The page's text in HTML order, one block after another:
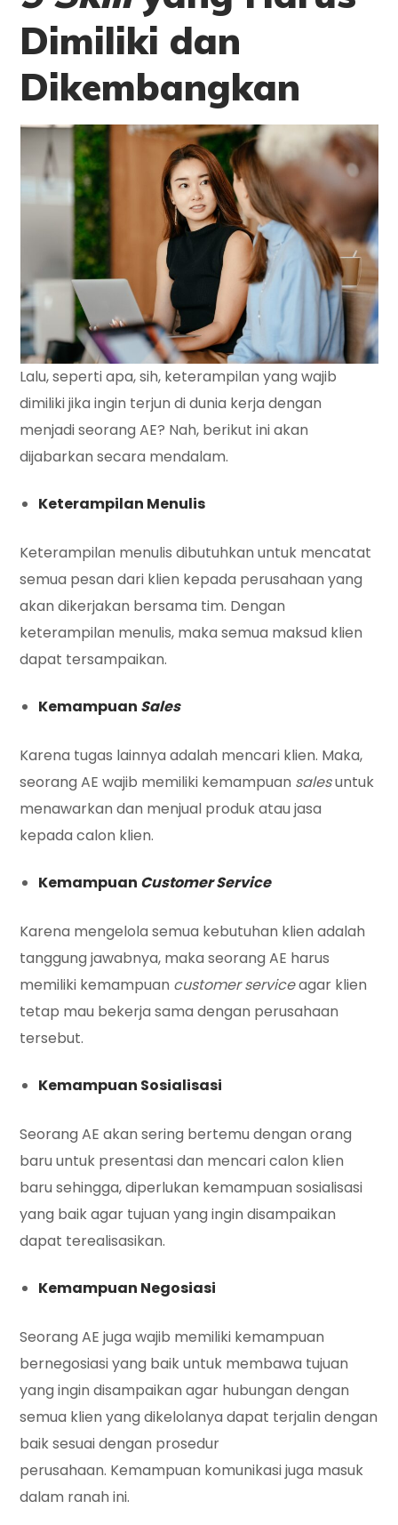
Dimiliki dan
Dikembangkan
Lalu, seperti apa, sih, keterampilan yang wajib
dimiliki jika ingin terjun di dunia kerja dengan
menjadi seorang AE? Nah, berikut ini akan
dijabarkan secara mendalam.
Keterampilan Menulis
Keterampilan menulis dibutuhkan untuk mencatat
semua pesan dari klien kepada perusahaan yang
akan dikerjakan bersama tim. Dengan
keterampilan menulis, maka semua maksud klien
dapat tersampaikan.
Kemampuan Sales
Karena tugas lainnya adalah mencari klien. Maka,
seorang AE wajib memiliki kemampuan salesuntuk
menawarkan dan menjual produk atau jasa
kepada calon klien.
Kemampuan Customer Service
Karena mengelola semua kebutuhan klien adalah
tanggung jawabnya, maka seorang AE harus
memiliki kemampuan customer serviceagar klien
tetap mau bekerja sama dengan perusahaan
tersebut.
Kemampuan Sosialisasi
Seorang AE akan sering bertemu dengan orang
baru untuk presentasi dan mencari calon klien
baru sehingga, diperlukan kemampuan sosialisasi
yang baik agar tujuan yang ingin disampaikan
dapat terealisasikan.
Kemampuan Negosiasi
Seorang AE juga wajib memiliki kemampuan
bernegosiasi yang baik untuk membawa tujuan
yang ingin disampaikan agar hubungan dengan
semua klien yang dikelolanya dapat terjalin dengan
baik sesuai dengan prosedur
perusahaan. Kemampuan komunikasi juga masuk
dalam ranah ini.